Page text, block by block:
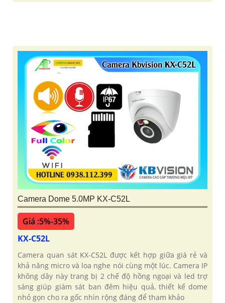
Camera Dome 5.0MP KX-C52L
Giá :5%-35%
KX-C52L
Camera quan sát KX-C52L được kết hợp giữa giá rẻ và
khả năng micro và loa nghe nói cùng một lúc. Camera IP
không dây này trang bị 2 chế độ hồng ngoại và led trợ
sáng giúp giám sát ban đêm hiệu quả, thiết kế dome
nhỏ gọn cho ra gốc nhìn rộng đáng để tham khảo